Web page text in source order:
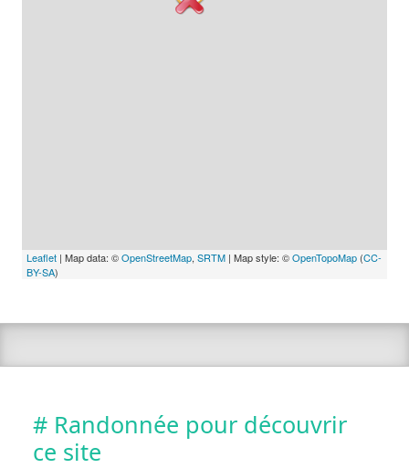
Leaflet | Map data: ©OpenStreetMap, SRTM | Map style: ©OpenTopoMap (CC-
BY-SA)
# Randonnée pour découvrir
ce site